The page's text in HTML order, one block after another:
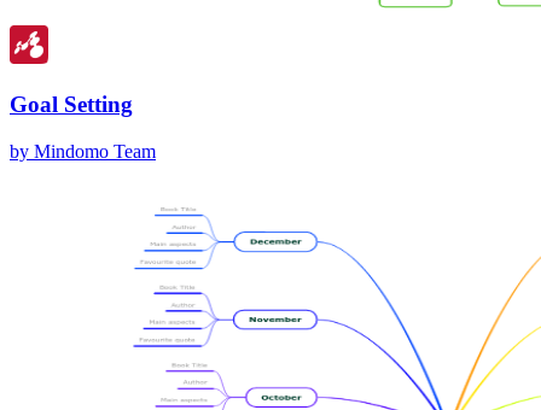
Goal Setting
by Mindomo Team